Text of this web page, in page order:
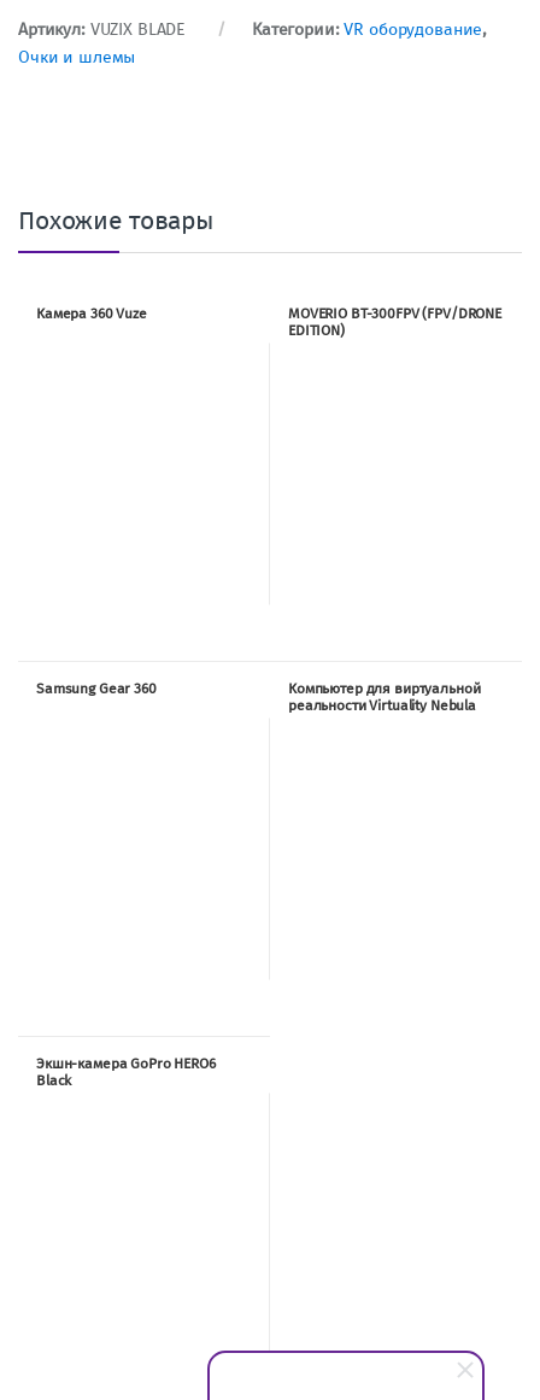
Артикул: VUZIX BLADE Категории:VR оборудование,
Очки и шлемы
Похожие товары
Камера 360 Vuze
MOVERIO BT-300FPV (FPV/DRONE
EDITION)
Samsung Gear 360
Компьютер для виртуальной
реальности Virtuality Nebula
Экшн-камера GoPro HERO6
Black